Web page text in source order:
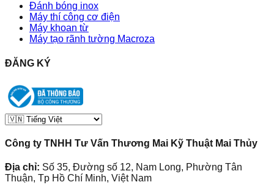
Đánh bóng inox
Máy thí công cơ điện
Máy khoan từ
Máy tạo rãnh tường Macroza
ĐĂNG KÝ
Công ty TNHH Tư Vấn Thương Mai Kỹ Thuật Mai Thủy
Địa chỉ: Số 35, Đường số 12, Nam Long, Phường Tân
Thuận, Tp Hồ Chí Minh, Việt Nam